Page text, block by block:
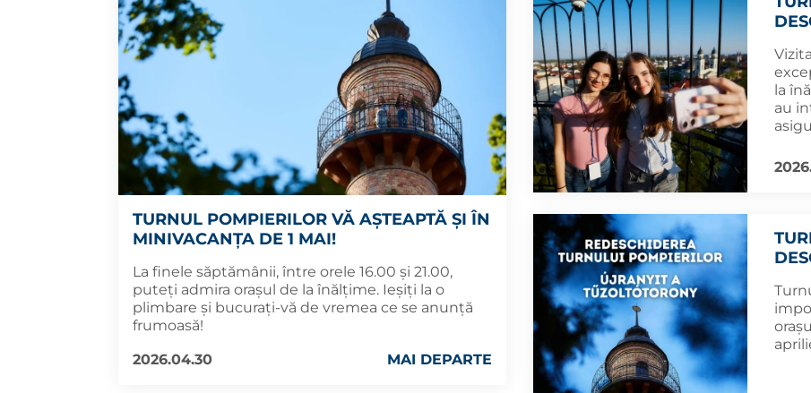
TURNUL POMPIERILOR VĂ AȘTEAPTĂ ȘI ÎN
MINIVACANȚA DE 1 MAI!
La finele săptămânii, între orele 16.00 și 21.00,
puteți admira orașul de la înălțime. Ieșiți la o
plimbare și bucurați-vă de vremea ce se anunță
frumoasă!
2026.04.30
MAI DEPARTE
la
au